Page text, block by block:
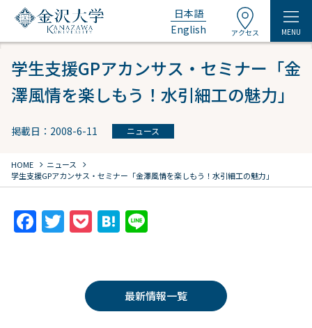
日本語
English
アクセス MENU
学生支援GPアカンサス・セミナー「金
澤風情を楽しもう！水引細工の魅力」
掲載日：2008-6-11 ニュース
HOME chevron_right ニュース chevron_right
学生支援GPアカンサス・セミナー「金澤風情を楽しもう！水引細工の魅力」
F T
er
P
k
et
H
n
a
最新情報一覧